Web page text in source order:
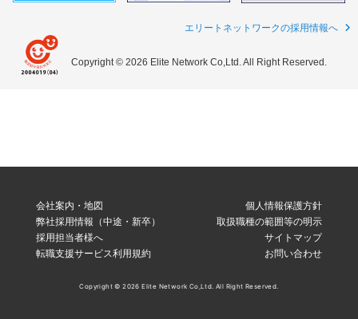
エリートネットワークの採用情報へ
Copyright © 2026 Elite Network Co,Ltd. All Right Reserved.
会社案内・地図
弊社採用情報（中途・新卒）
採用担当者様へ
転職支援サービス利用規約
個人情報保護方針
取扱職種の範囲等の明示
サイトマップ
お問い合わせ
Copyright © 2026 Elite Network Co,Ltd. All Right Reserved.